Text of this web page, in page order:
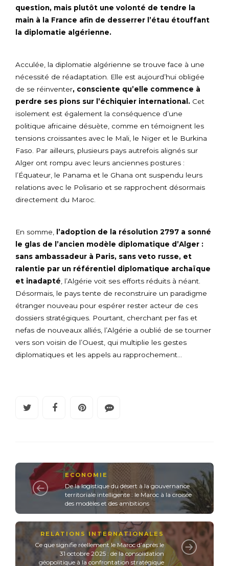
question, mais plutôt une volonté de tendre la
main à la France afin de desserrer l’étau étouffant
la diplomatie algérienne.
Acculée, la diplomatie algérienne se trouve face à une
nécessité de réadaptation. Elle est aujourd’hui obligée
de se réinventer, consciente qu’elle commence à
perdre ses pions sur l’échiquier international. Cet
isolement est également la conséquence d’une
politique africaine désuète, comme en témoignent les
tensions croissantes avec le Mali, le Niger et le Burkina
Faso. Par ailleurs, plusieurs pays autrefois alignés sur
Alger ont rompu avec leurs anciennes postures :
l’Équateur, le Panama et le Ghana ont suspendu leurs
relations avec le Polisario et se rapprochent désormais
directement du Maroc.
En somme,
l’adoption de la résolution 2797 a sonné
le glas de l’ancien modèle diplomatique d’Alger :
sans ambassadeur à Paris, sans veto russe, et
ralentie par un référentiel diplomatique archaïque
et inadapté , l’Algérie voit ses efforts réduits à néant.
Désormais, le pays tente de reconstruire un paradigme
étranger nouveau pour espérer rester acteur de ces
dossiers stratégiques. Pourtant, cherchant per fas et
nefas de nouveaux alliés, l’Algérie a oublié de se tourner
vers son voisin de l’Ouest, qui multiplie les gestes
diplomatiques et les appels au rapprochement…
ECONOMIE
De la logistique du désert à la gouvernance
territoriale intelligente : le Maroc à la croisée
des modèles et des ambitions
RELATIONS INTERNATIONALES
Ce que signifie réellement le Maroc d’après le
31 octobre 2025 : de la consolidation
géopolitique à la confrontation stratégique